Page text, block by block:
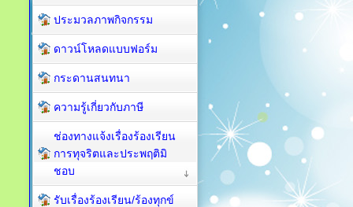
ประมวลภาพกิจกรรม
ดาวน์โหลดแบบฟอร์ม
กระดานสนทนา
ความรู้เกี่ยวกับภาษี
ช่องทางแจ้งเรื่องร้องเรียน
การทุจริตและประพฤติมิ
ชอบ
รับเรื่องร้องเรียน/ร้องทุกข์